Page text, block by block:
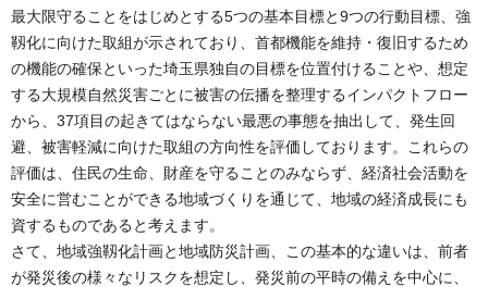
最大限守ることをはじめとする5つの基本目標と9つの行動目標、強
靱化に向けた取組が示されており、首都機能を維持・復旧するため
の機能の確保といった埼玉県独自の目標を位置付けることや、想定
する大規模自然災害ごとに被害の伝播を整理するインパクトフロー
から、37項目の起きてはならない最悪の事態を抽出して、発生回
避、被害軽減に向けた取組の方向性を評価しております。これらの
評価は、住民の生命、財産を守ることのみならず、経済社会活動を
安全に営むことができる地域づくりを通じて、地域の経済成長にも
資するものであると考えます。
さて、地域強靱化計画と地域防災計画、この基本的な違いは、前者
が発災後の様々なリスクを想定し、発災前の平時の備えを中心に、